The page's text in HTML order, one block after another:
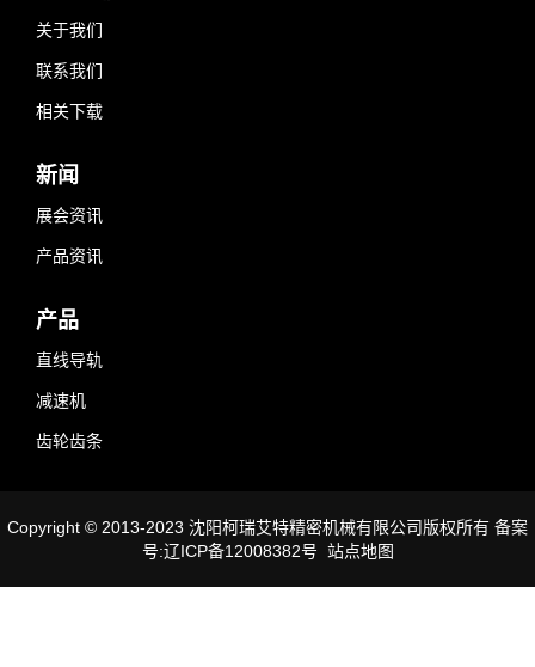
关于我们
联系我们
相关下载
新闻
展会资讯
产品资讯
产品
直线导轨
减速机
齿轮齿条
Copyright © 2013-2023 沈阳柯瑞艾特精密机械有限公司版权所有 备案
号:辽ICP备12008382号 站点地图